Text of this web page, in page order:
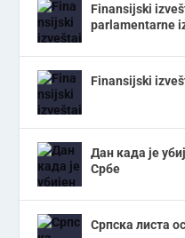
Finansijski
parlamentarne
Finansijski
Дан када је
Србе
Српска листа